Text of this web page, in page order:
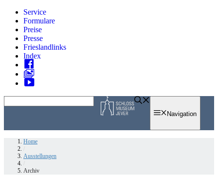
Zum
Inhalt
springen
Service
Formulare
Preise
Presse
Frieslandlinks
Index
to
Navigation
Home
Ausstellungen
Archiv